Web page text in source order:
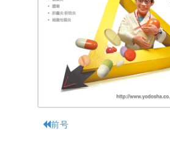
前号